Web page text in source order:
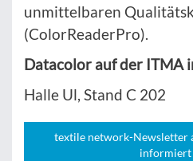
unmittelbaren
(ColorReaderPro).
Datacolor auf der ITMA
Halle Ul, Stand C 202
textile network-Newsletter
informiert